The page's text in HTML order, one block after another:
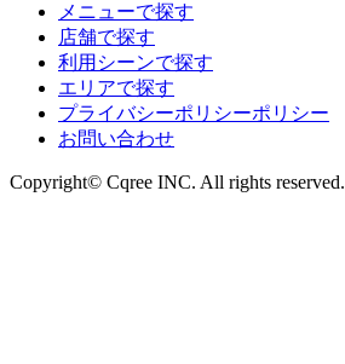
メニューで探す
店舗で探す
利用シーンで探す
エリアで探す
プライバシーポリシーポリシー
お問い合わせ
Copyright© Cqree INC. All rights reserved.